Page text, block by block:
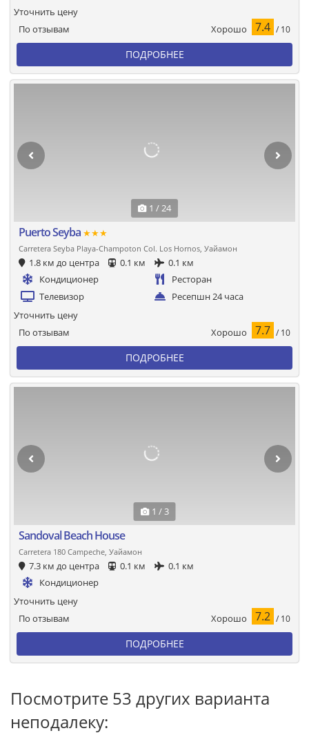
По отзывам Хорошо 7.4 / 10
Уточнить цену
ПОДРОБНЕЕ
1 / 24
Puerto Seyba ★★★
Carretera Seyba Playa-Champoton Col. Los Hornos, Уайамон
1.8 км до центра 0.1 км
0.1 км
Кондиционер
Ресторан
Телевизор
Ресепшн 24 часа
По отзывам Хорошо 7.7 / 10
Уточнить цену
ПОДРОБНЕЕ
1 / 3
Sandoval Beach House
Carretera 180 Campeche, Уайамон
7.3 км до центра 0.1 км
0.1 км
Кондиционер
По отзывам Хорошо 7.2 / 10
Уточнить цену
ПОДРОБНЕЕ
Посмотрите 53 других варианта
неподалеку: